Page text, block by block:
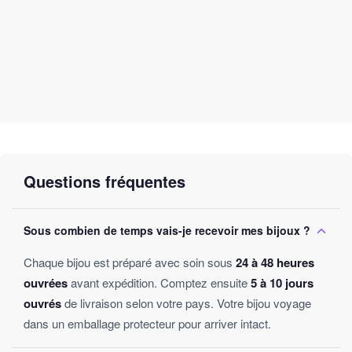
Questions fréquentes
Sous combien de temps vais-je recevoir mes bijoux ?
Chaque bijou est préparé avec soin sous 24 à 48 heures
ouvréesavant expédition. Comptez ensuite5 à 10 jours
ouvrésde livraison selon votre pays. Votre bijou voyage
dans un emballage protecteur pour arriver intact.